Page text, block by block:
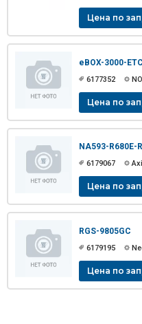
Цена по
eBOX-3000-
6177352
Цена по
NA593-R680E-
6179067
Цена по
RGS-9805GC
6179195
Цена по